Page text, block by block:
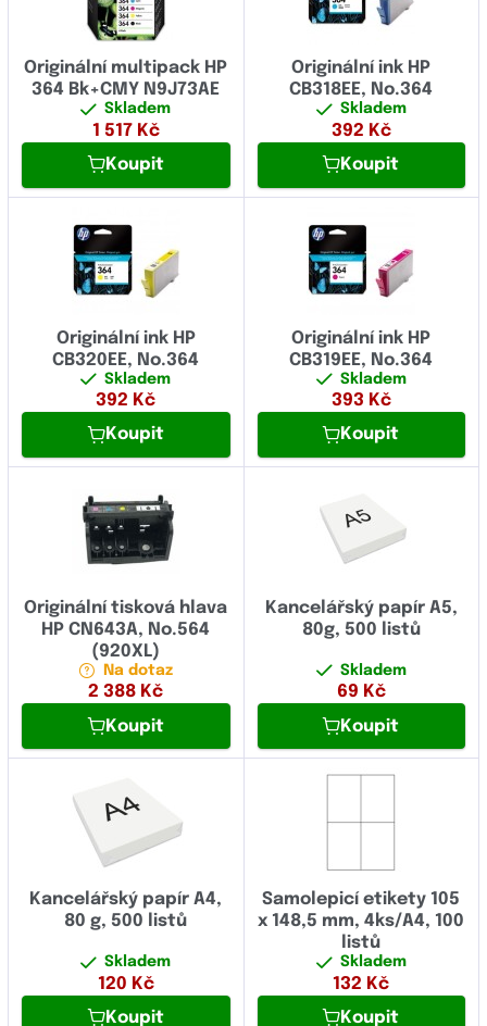
Originální multipack HP
364 Bk+CMY N9J73AE
Skladem
1 517 Kč
Koupit
Originální ink HP
CB318EE, No.364
Skladem
392 Kč
Koupit
Originální ink HP
CB320EE, No.364
Skladem
392 Kč
Koupit
Originální ink HP
CB319EE, No.364
Skladem
393 Kč
Koupit
Originální tisková hlava
HP CN643A, No.564
(920XL)
Na dotaz
2 388 Kč
Koupit
Kancelářský papír A5,
80g, 500 listů
Skladem
69 Kč
Koupit
Kancelářský papír A4,
80 g, 500 listů
Skladem
120 Kč
Koupit
Samolepicí etikety 105
x 148,5 mm, 4ks/A4, 100
listů
Skladem
132 Kč
Koupit